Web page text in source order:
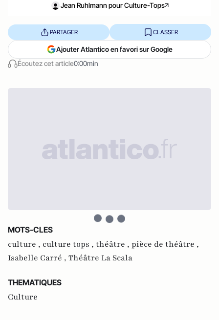
Jean Ruhlmann pour Culture-Tops
Écoutez cet article0:00min
PARTAGER CLASSER
Ajouter Atlantico en favori sur Google
MOTS-CLES
culture , culture tops , théâtre , pièce de théâtre ,
Isabelle Carré , Théâtre La Scala
THEMATIQUES
Culture